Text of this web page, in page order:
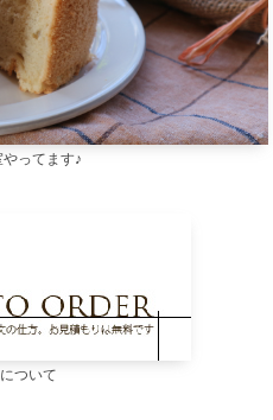
ってます♪
ついて